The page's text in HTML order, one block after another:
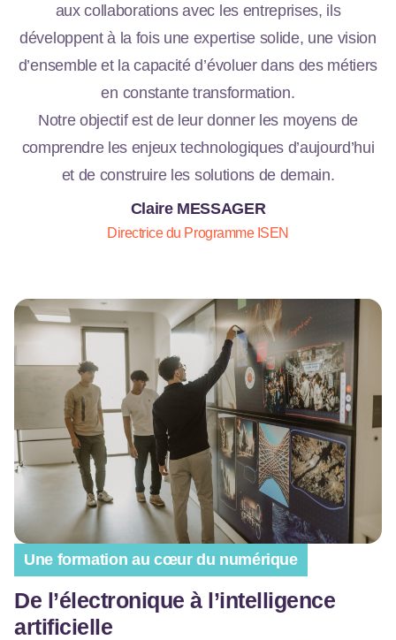
aux collaborations avec les entreprises, ils
développent à la fois une expertise solide, une vision
d’ensemble et la capacité d’évoluer dans des métiers
en constante transformation.
Notre objectif est de leur donner les moyens de
comprendre les enjeux technologiques d’aujourd’hui
et de construire les solutions de demain.
Claire MESSAGER
Directrice du Programme ISEN
Une formation au cœur du numérique
De l’électronique à l’intelligence
artificielle